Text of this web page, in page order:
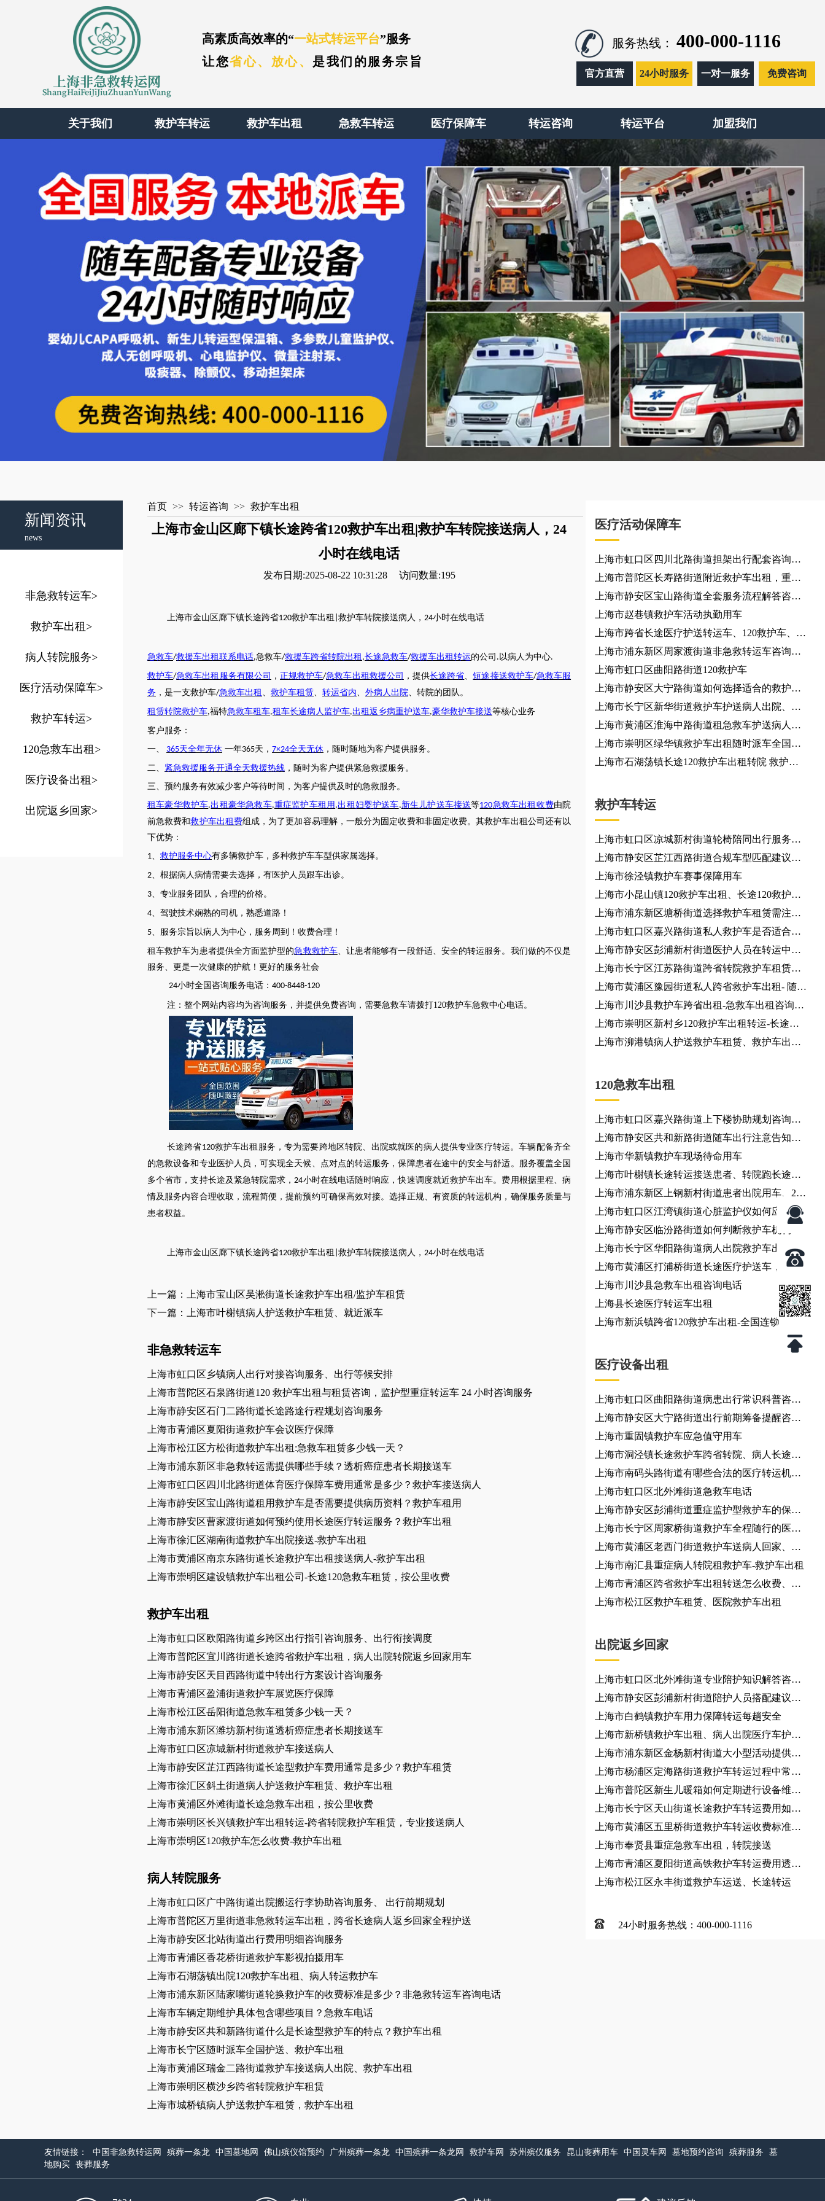
上海非急救转运网
ShangHaiFeiJiJiuZhuanYunWang
高素质高效率的“一站式转运平台”服务
让您省心、 放心、 是我们的服务宗旨
服务热线： 400-000-1116
官方直营 24小时服务 一对一服务 免费咨询
关于我们 救护车转运 救护车出租 急救车转运 医疗保障车 转运咨询 转运平台 加盟我们
新闻资讯
news
非急救转运车>
救护车出租 >
病人转院服务>
医疗活动保障车>
救护车转运>
120急救车出租 >
医疗设备出租 >
出院返乡回家>
首页 >> 转运咨询 >> 救护车出租
上海市金山区廊下镇长途跨省120救护车出租|救护车转院接送病人，24
小时在线电话
发布日期:2025-08-22 10:31:28 访问数量:195
上海市金山区 廊下镇长途跨省120救护车出租 救护车转院接送病人， 24小时在线电话
急救车/救援车出租联系电话,急救车/救援车跨省转院出租 ,长途急救车/救援车出租转运的公司 .以病人为中心.
救护车/急救车出租服务有限公司 ， 正规救护车/急救车出租救援公司 ，提供长途跨省、短途接送救护车/急救车服
务 ，是一支救护车/急救车出租 、 救护车租赁、 转运省内、 外病人出院、转院的团队。
租赁转院救护车,福特急救车租车,租车长途病人监护车,出租返乡病重护送车,豪华救护车接送等核心业务
客户服务：
一、
365天全年无休 一年365天， 7×24全天无休 ，随时随地为客户提供服务。
二、 紧急救援服务开通全天救援热线 ，随时为客户提供紧急救援服务。
三、预约服务有效减少客户等待时间，为客户提供及时的急救服务。
租车豪华救护车,出租豪华急救车,重症监护车租用 ,出租妇婴护送车,新生儿护送车接送等120急救车出租收费由院
前急救费和救护车出租费组成，为了更加容易理解，一般分为固定收费和非固定收费。其救护车出租公司还有以
下优势：
1、 救护服务中心有多辆救护车，多种救护车车型供家属选择。
2、根据病人病情需要去选择，有医护人员跟车出诊。
3、专业服务团队，合理的价格。
4、驾驶技术娴熟的司机，熟悉道路！
5、服务宗旨以病人为中心，服务周到！收费合理！
租车救护车为患者提供全方面监护型的急救救护车、让患者能够有一段舒适、安全的转运服务。我们做的不仅是
服务、更是一次健康的护航！更好的服务社会
24小时全国咨询服务电话： 400-8448-120
注： 整个网站内容均为咨询服务，并提供免费咨询，需要急救车请拨打120救护车急救中心电话。
长途跨省120救护车出租服务，专为需要跨地区转院、出院或就医的病人提供专业医疗转运。车辆配备齐全
的急救设备和专业医护人员，可实现全天候、点对点的转运服务，保障患者在途中的安全与舒适。服务覆盖全国
多个省市，支持长途及紧急转院需求，24小时在线电话随时响应，快速调度就近救护车出车。费用根据里程、病
情及服务内容合理收取，流程简便，提前预约可确保高效对接。选择正规、有资质的转运机构，确保服务质量与
患者权益。
上海市金山区 廊下镇长途跨省120救护车出租 救护车转院接送病人 ， 24小时在线电话
上一篇：上海市宝山区吴淞街道长途救护车出租/监护车租赁
下一篇：上海市叶榭镇病人护送救护车租赁、就近派车
非急救转运车
上海市虹口区乡镇病人出行对接咨询服务、出行等候安排
上海市普陀区石泉路街道120 救护车出租与租赁咨询，监护型重症转运车 24 小时咨询服务
上海市静安区石门二路街道长途路途行程规划咨询服务
上海市青浦区夏阳街道救护车会议医疗保障
上海市松江区方松街道救护车出租:急救车租赁多少钱一天？
上海市浦东新区非急救转运需提供哪些手续？透析癌症患者长期接送车
上海市虹口区四川北路街道体育医疗保障车费用通常是多少？救护车接送病人
上海市静安区宝山路街道租用救护车是否需要提供病历资料？救护车租用
上海市静安区曹家渡街道如何预约使用长途医疗转运服务？救护车出租
上海市徐汇区湖南街道救护车出院接送-救护车出租
上海市黄浦区南京东路街道长途救护车出租接送病人-救护车出租
上海市崇明区建设镇救护车出租公司-长途120急救车租赁，按公里收费
救护车出租
上海市虹口区欧阳路街道乡跨区出行指引咨询服务、出行衔接调度
上海市普陀区宜川路街道长途跨省救护车出租，病人出院转院返乡回家用车
上海市静安区天目西路街道中转出行方案设计咨询服务
上海市青浦区盈浦街道救护车展览医疗保障
上海市松江区岳阳街道急救车租赁多少钱一天？
上海市浦东新区潍坊新村街道透析癌症患者长期接送车
上海市虹口区凉城新村街道救护车接送病人
上海市静安区芷江西路街道长途型救护车费用通常是多少？救护车租赁
上海市徐汇区斜土街道病人护送救护车租赁、救护车出租
上海市黄浦区外滩街道长途急救车出租，按公里收费
上海市崇明区长兴镇救护车出租转运-跨省转院救护车租赁，专业接送病人
上海市崇明区120救护车怎么收费-救护车出租
病人转院服务
上海市虹口区广中路街道出院搬运行李协助咨询服务、 出行前期规划
上海市普陀区万里街道非急救转运车出租，跨省长途病人返乡回家全程护送
上海市静安区北站街道出行费用明细咨询服务
上海市青浦区香花桥街道救护车影视拍摄用车
上海市石湖荡镇出院120救护车出租​、病人转运救护车
上海市浦东新区陆家嘴街道轮换救护车的收费标准是多少？非急救转运车咨询电话
上海市车辆定期维护具体包含哪些项目？急救车电话
上海市静安区共和新路街道什么是长途型救护车的特点？救护车出租
上海市长宁区随时派车全国护送、救护车出租
上海市黄浦区瑞金二路街道救护车接送病人出院、救护车出租
上海市崇明区横沙乡跨省转院救护车租赁
上海市城桥镇病人护送救护车租赁，救护车出租
医疗活动保障车
上海市虹口区四川北路街道担架出行配套咨询服
务、出行资源预约
上海市普陀区长寿路街道附近救护车出租，重症
监护型短途跨省转运车租赁
上海市静安区宝山路街道全套服务流程解答咨询
服务
上海市赵巷镇救护车活动执勤用车
上海市跨省长途医疗护送转运车、120救护车、长
途跨省专送
上海市浦东新区周家渡街道非急救转运车咨询电
话
上海市虹口区曲阳路街道120救护车
上海市静安区大宁路街道如何选择适合的救护车
机构？出租救护车
上海市长宁区新华街道救护车护送病人出院、救
护车出租
上海市黄浦区淮海中路街道租急救车护送病人返
乡
上海市崇明区绿华镇救护车出租随时派车全国护
送
上海市石湖荡镇长途120救护车出租转院 救护车
救护车转运
上海市虹口区凉城新村街道轮椅陪同出行服务咨
询服务、团队行程对接
上海市静安区芷江西路街道合规车型匹配建议咨
询服务
上海市徐泾镇救护车赛事保障用车
上海市小昆山镇120救护车出租、长途120救护车
医疗护送、120救护车护送病人
上海市浦东新区塘桥街道选择救护车租赁需注意
哪些事项？患者出院24小时服务热线
上海市虹口区嘉兴路街道私人救护车是否适合长
途转运？120救护车
上海市静安区彭浦新村街道医护人员在转运中有
哪些职责？救护车出租
上海市长宁区江苏路街道跨省转院救护车租赁，
就近派车
上海市黄浦区豫园街道私人跨省救护车出租- 随时
派车全国护送
上海市川沙县救护车跨省出租-急救车出租咨询电
话，按公里收费
上海市崇明区新村乡120救护车出租转运-长途医
疗转运车出租，全国各地都有车
上海市泖港镇病人护送救护车租赁、救护车出租
120急救车出租
上海市虹口区嘉兴路街道上下楼协助规划咨询服
务、个人出行调度
上海市静安区共和新路街道随车出行注意告知咨
询服务
上海市华新镇救护车现场待命用车
上海市叶榭镇长途转运接送患者、转院跑长途、
长途120救护车出租服务
上海市浦东新区上钢新村街道患者出院用车、24
小时服务热线
上海市虹口区江湾镇街道心脏监护仪如何应对复
杂转运环境？120救护车出租服务
上海市静安区临汾路街道如何判断救护车机构是
否正规？救护车转运
上海市长宁区华阳路街道病人出院救护车出租-急
救车出租
上海市黄浦区打浦桥街道长途医疗护送车，全国
各地都有车
上海市川沙县急救车出租咨询电话
上海县长途医疗转运车出租
上海市新浜镇跨省120救护车出租-全国连锁
医疗设备出租
上海市虹口区曲阳路街道病患出行常识科普咨询
服务、城际运力咨询
上海市静安区大宁路街道出行前期筹备提醒咨询
服务
上海市重固镇救护车应急值守用车
上海市洞泾镇长途救护车跨省转院、病人长途转
运非急救转运车租赁
上海市南码头路街道有哪些合法的医疗转运机
构？大小型活动提供车辆
上海市虹口区北外滩街道急救车电话
上海市静安区彭浦街道重症监护型救护车的保养
频率是多少？救护车接送车
上海市长宁区周家桥街道救护车全程随行的医护
人员资质如何？
上海市黄浦区老西门街道救护车送病人回家、救
护车出租
上海市南汇县重症病人转院租救护车-救护车出租
上海市青浦区跨省救护车出租转送怎么收费、救
护车出租
上海市松江区救护车租赁、医院救护车出租
出院返乡回家
上海市虹口区北外滩街道专业陪护知识解答咨询
服务、跨城接送规划
上海市静安区彭浦新村街道陪护人员搭配建议咨
询服务
上海市白鹤镇救护车用力保障转运每趟安全
上海市新桥镇救护车出租、病人出院医疗车护
送、120急救车
上海市浦东新区金杨新村街道大小型活动提供车
辆
上海市杨浦区定海路街道救护车转运过程中常见
问题有哪些？120救护车出租
上海市普陀区新生儿暖箱如何定期进行设备维
护？跨省救护车
上海市长宁区天山街道长途救护车转运费用如何
计算？救护车出租
上海市黄浦区五里桥街道救护车转运收费标准、
救护车出租
上海市奉贤县重症急救车出租，转院接送
上海市青浦区夏阳街道高铁救护车转运费用透
明、救护车出租
上海市松江区永丰街道救护车运送、长途转运
24小时服务热线：400-000-1116
友情链接： 中国非急救转运网 殡葬一条龙 中国墓地网 佛山殡仪馆预约 广州殡葬一条龙 中国殡葬一条龙网 救护车网 苏州殡仪服务 昆山丧葬用车 中国灵车网 墓地预约咨询 殡葬服务
墓
地购买 丧葬服务